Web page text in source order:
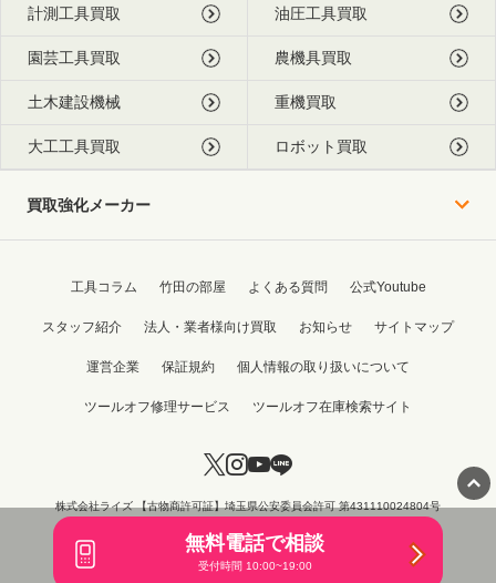
無料電話で相談
受付時間 10:00~19:00
計測工具買取 油圧工具買取
園芸工具買取 農機具買取
土木建設機械 重機買取
大工工具買取 ロボット買取
買取強化メーカー
工具コラム 竹田の部屋 よくある質問 公式Youtube
スタッフ紹介 法人・業者様向け買取 お知らせ サイトマップ
運営企業 保証規約 個人情報の取り扱いについて
ツールオフ修理サービス ツールオフ在庫検索サイト
株式会社ライズ 【古物商許可証】埼玉県公安委員会許可 第431110024804号